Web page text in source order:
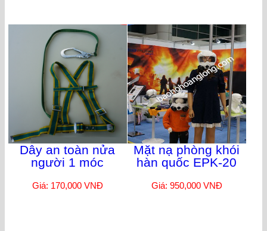
Dây an toàn nửa
người 1 móc
Giá: 170,000 VNĐ
Mặt nạ phòng khói
hàn quốc EPK-20
Giá: 950,000 VNĐ